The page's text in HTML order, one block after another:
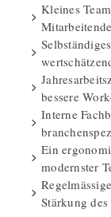
Kleines
bessere
Interne
Ein
modernster
Stärkung des